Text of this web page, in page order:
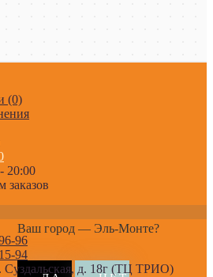
(0)
20:00
Ваш город — Эль-Монте?
96
94
Суздальская, д. 18г (ТЦ ТРИО)